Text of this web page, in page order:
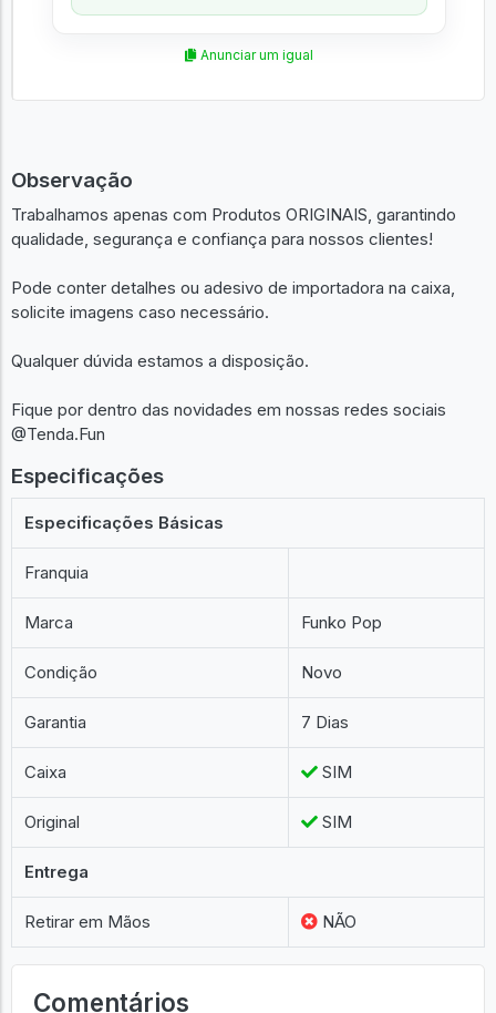
Anunciar um igual
Observação
Trabalhamos apenas com Produtos ORIGINAIS, garantindo
qualidade, segurança e confiança para nossos clientes!
Pode conter detalhes ou adesivo de importadora na caixa,
solicite imagens caso necessário.
Qualquer dúvida estamos a disposição.
Fique por dentro das novidades em nossas redes sociais
@Tenda.Fun
Especificações
Especificações Básicas
Franquia
Marca Funko Pop
Condição Novo
Garantia 7 Dias
Caixa SIM
Original SIM
Entrega
Retirar em Mãos NÃO
Comentários